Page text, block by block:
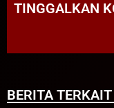
TINGGALKAN
BERITA TERKAIT